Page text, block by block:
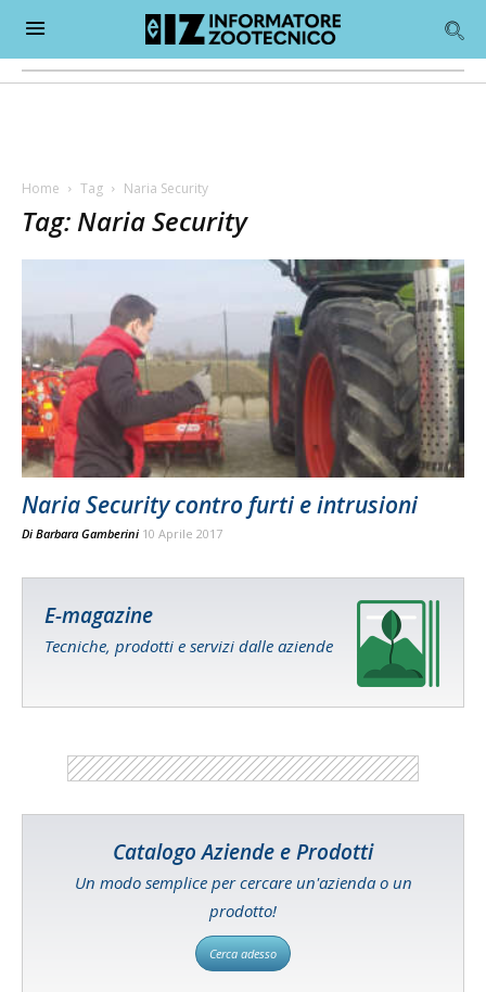
Home Tag Naria Security
Tag: Naria Security
Naria Security contro furti e intrusioni
Di Barbara Gamberini 10 Aprile 2017
E-magazine
Tecniche, prodotti e servizi dalle aziende
Catalogo Aziende e Prodotti
Un modo semplice per cercare un'azienda o un
prodotto!
Cerca adesso